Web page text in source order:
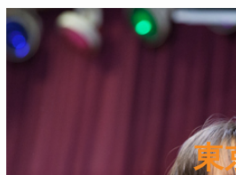
東